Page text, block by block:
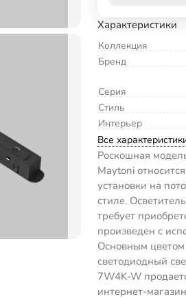
Характеристики
Коллекция
Бренд
Серия
Стиль
Интерьер
Все
Роскошная
Maytoni
установки на
стиле.
требует
произведен с
Основным
светодиодный
7W4K-W
интернет-